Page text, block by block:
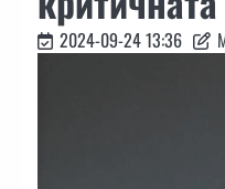
2024-09-24 13:36